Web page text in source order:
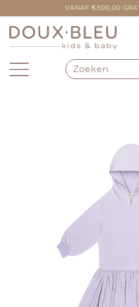
VANAF €500,00
VOOR 16:00 BESTELD =